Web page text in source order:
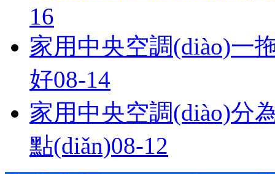
16
家用中央空調(diào)一
好08-14
家用中央空調(diào)分
點(diǎn)08-12